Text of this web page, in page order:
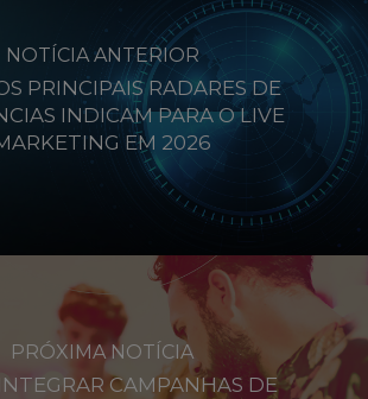
NOTÍCIA ANTERIOR
PRINCIPAIS RADARES DE
INDICAM PARA O LIVE
EM 2026
PRÓXIMA NOTÍCIA
CAMPANHAS DE